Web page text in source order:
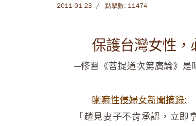
2011-01-23 點擊數: 11474
保護台灣女性
─修習《菩提道次第廣論》
喇嘛性侵婦女新聞摘錄:
「趙見妻子不肯承認，立